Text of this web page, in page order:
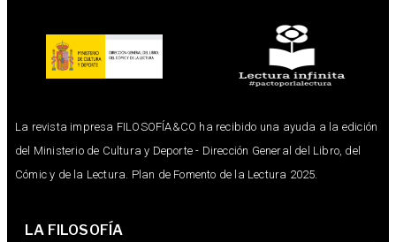
La revista impresa FILOSOFÍA&CO ha recibido una ayuda a la edición
del Ministerio de Cultura y Deporte - Dirección General del Libro, del
Cómic y de la Lectura. Plan de Fomento de la Lectura 2025.
LA FILOSOFÍA